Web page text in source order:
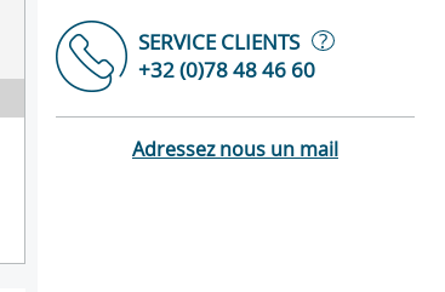
SERVICE CLIENTS
?
+32 (0)78 48 46 60
Adressez nous un mail